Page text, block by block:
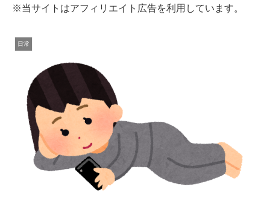
※当サイトはアフィリエイト広告を利用しています。
日常